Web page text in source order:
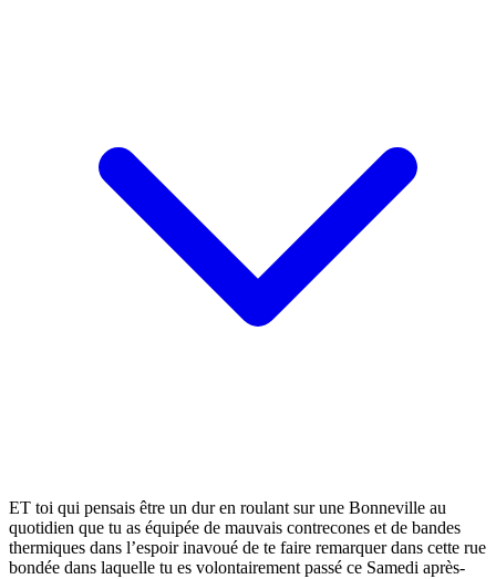
ET toi qui pensais être un dur en roulant sur une Bonneville au
quotidien que tu as équipée de mauvais contrecones et de bandes
thermiques dans l’espoir inavoué de te faire remarquer dans cette rue
bondée dans laquelle tu es volontairement passé ce Samedi après-